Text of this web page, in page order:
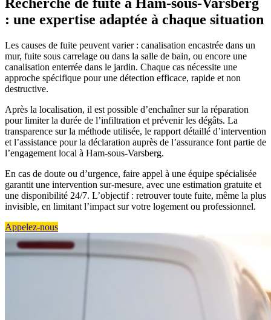
: une expertise adaptée à chaque situation
Les causes de fuite peuvent varier : canalisation encastrée dans un
mur, fuite sous carrelage ou dans la salle de bain, ou encore une
canalisation enterrée dans le jardin. Chaque cas nécessite une
approche spécifique pour une détection efficace, rapide et non
destructive.
Après la localisation, il est possible d’enchaîner sur la réparation
pour limiter la durée de l’infiltration et prévenir les dégâts. La
transparence sur la méthode utilisée, le rapport détaillé d’intervention
et l’assistance pour la déclaration auprès de l’assurance font partie de
l’engagement local à Ham-sous-Varsberg.
En cas de doute ou d’urgence, faire appel à une équipe spécialisée
garantit une intervention sur-mesure, avec une estimation gratuite et
une disponibilité 24/7. L’objectif : retrouver toute fuite, même la plus
invisible, en limitant l’impact sur votre logement ou professionnel.
Appelez-nous